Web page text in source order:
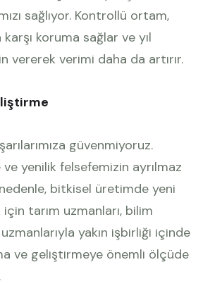
sağlıyor. Kontrollü ortam,
koruma sağlar ve yıl
vererek verimi daha da artırır.
güvenmiyoruz.
yenilik felsefemizin ayrılmaz
bitkisel üretimde yeni
için tarım uzmanları, bilim
yakın işbirliği içinde
ve geliştirmeye önemli ölçüde